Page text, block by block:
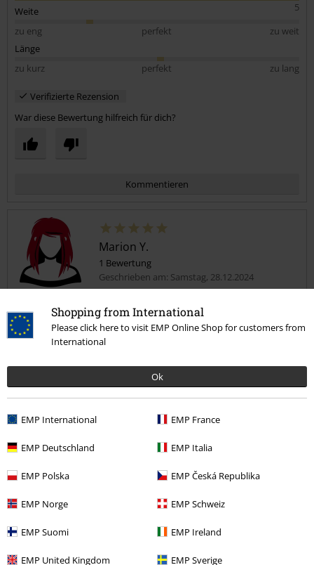
Shopping from International
Please click here to visit EMP Online Shop for customers from
International
Ok
EMP International EMP France
EMP Deutschland EMP Italia
EMP Polska EMP Česká Republika
EMP Norge EMP Schweiz
EMP Suomi EMP Ireland
EMP United Kingdom EMP Sverige
5
Weite
zu eng
perfekt
zu weit
Länge
zu kurz
perfekt zu lang
Verifizierte Rezension
War diese Bewertung hilfreich für dich?
Kommentieren
Kommentar jetzt abschicken!
Marion Y.
1 Bewertung
Geschrieben am: Samstag, 28.12.2024
Gekaufte Größe: XXL
Shirt
Hab es verschenkt, machte Freude.
Weite
zu eng
perfekt